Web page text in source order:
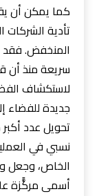
كما يمكن أن
تأدية الشركات
المنخفض. فقد
سريعة منذ أن
لاستكشاف
جديدة للفضاء
تحويل عدد
نسبي في
الخاص، وجعل
أسمى مركًّزة